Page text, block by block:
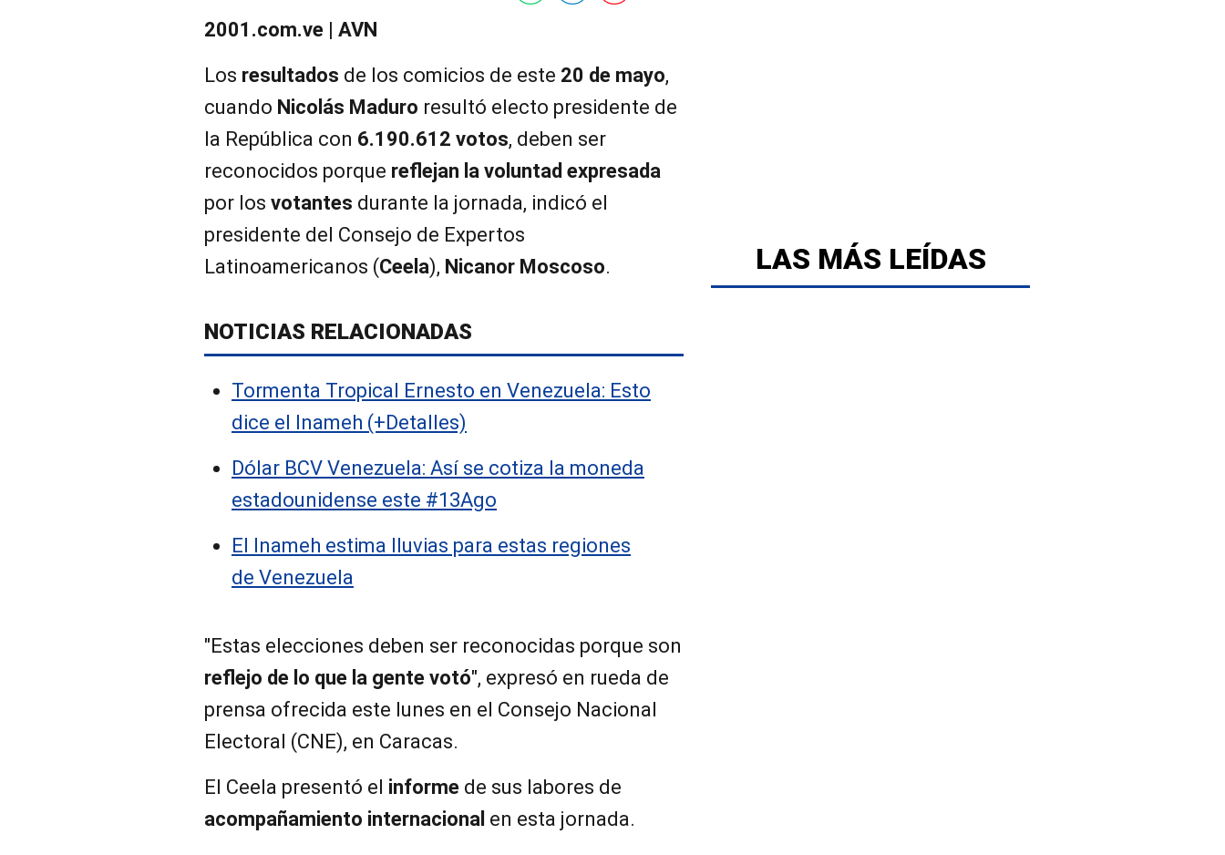
2001.com.ve | AVN
Los resultados de los comicios de este 20 de mayo,
cuando Nicolás Maduro resultó electo presidente de
la República con 6.190.612 votos, deben ser
reconocidos porque reflejan la voluntad expresada
por los votantes durante la jornada, indicó el
presidente del Consejo de Expertos
Latinoamericanos (Ceela), Nicanor Moscoso.
NOTICIAS RELACIONADAS
Tormenta Tropical Ernesto en Venezuela: Esto
dice el Inameh (+Detalles)
Dólar BCV Venezuela: Así se cotiza la moneda
estadounidense este #13Ago
El Inameh estima lluvias para estas regiones
de Venezuela
"Estas elecciones deben ser reconocidas porque son
reflejo de lo que la gente votó", expresó en rueda de
prensa ofrecida este lunes en el Consejo Nacional
Electoral (CNE), en Caracas.
El Ceela presentó el informe de sus labores de
acompañamiento internacional en esta jornada.
LAS MÁS LEÍDAS